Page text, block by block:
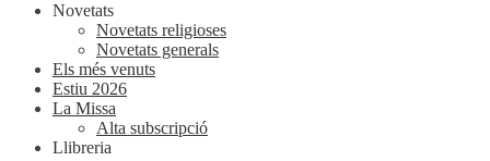
Novetats
Novetats religioses
Novetats generals
Els més venuts
Estiu 2026
La Missa
Alta subscripció
Llibreria